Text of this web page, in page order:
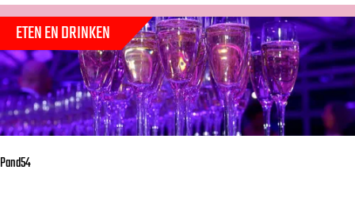
o
a
t
i
e
k
Pand54
ETEN EN DRINKEN